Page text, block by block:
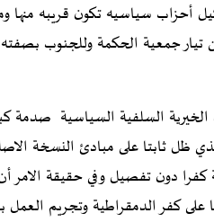
أحزاب سياسيه تكون قريبه منها
تيار جمعية الحكمة وللجنوب
السلفية السياسية صدمة
ظل ثابتا على مبادئ النسخة
كفرا دون تفصيل وفي حقيقة الامر
على كفر الدمقراطية وتجريم